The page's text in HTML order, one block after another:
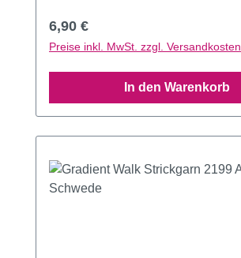
Regulärer Preis:
6,90 €
Preise inkl. MwSt. zzgl. Versandkosten
In den Warenkorb